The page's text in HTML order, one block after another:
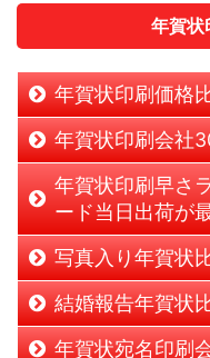
年賀状
年賀状印刷価格
年賀状印刷会社
年賀状印刷早さ
ード当日出荷が
写真入り年賀状
結婚報告年賀状
年賀状宛名印刷